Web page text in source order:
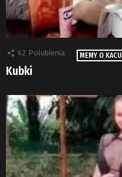
62 Polubienia MEMY O KACU
Kubki